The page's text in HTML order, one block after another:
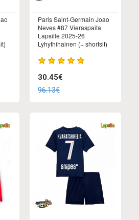
Paris Saint-Germain Joao
Neves #87 Vieraspaita
Lapsille 2025-26
Lyhythihainen (+ shortsit)
30.45€
96.13€